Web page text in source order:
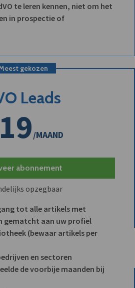
te leren kennen, niet om het
in prospectie of
gekozen
Leads
/MAAND
abonnement
opzegbaar
tot alle artikels met
gematcht aan uw profiel
(bewaar artikels per
en sectoren
de voorbije maanden bij